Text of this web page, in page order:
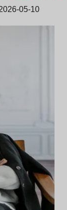
05-10